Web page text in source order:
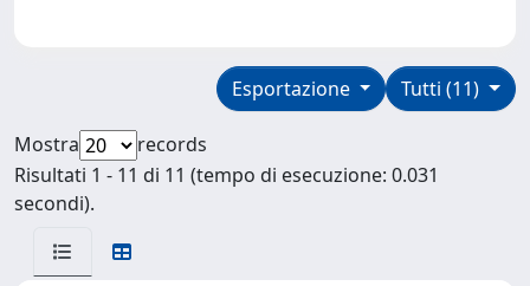
Tutti (11)
Esportazione
Mostra
records
Risultati 1 - 11 di 11 (tempo di esecuzione: 0.031
secondi).